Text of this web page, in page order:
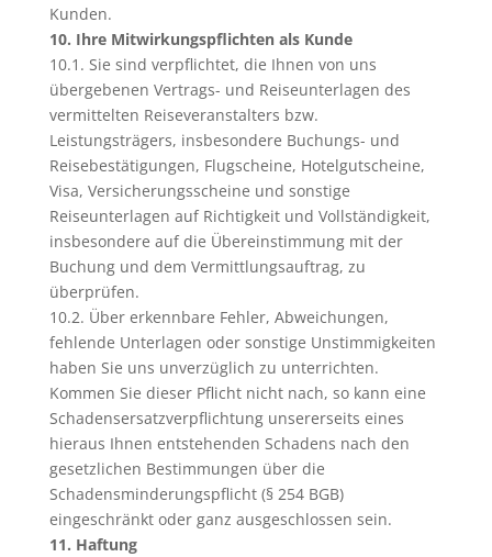
Kunden.
10. Ihre Mitwirkungspflichten als Kunde
10.1. Sie sind verpflichtet, die Ihnen von uns
übergebenen Vertrags- und Reiseunterlagen des
vermittelten Reiseveranstalters bzw.
Leistungsträgers, insbesondere Buchungs- und
Reisebestätigungen, Flugscheine, Hotelgutscheine,
Visa, Versicherungsscheine und sonstige
Reiseunterlagen auf Richtigkeit und Vollständigkeit,
insbesondere auf die Übereinstimmung mit der
Buchung und dem Vermittlungsauftrag, zu
überprüfen.
10.2. Über erkennbare Fehler, Abweichungen,
fehlende Unterlagen oder sonstige Unstimmigkeiten
haben Sie uns unverzüglich zu unterrichten.
Kommen Sie dieser Pflicht nicht nach, so kann eine
Schadensersatzverpflichtung unsererseits eines
hieraus Ihnen entstehenden Schadens nach den
gesetzlichen Bestimmungen über die
Schadensminderungspflicht (§ 254 BGB)
eingeschränkt oder ganz ausgeschlossen sein.
11. Haftung